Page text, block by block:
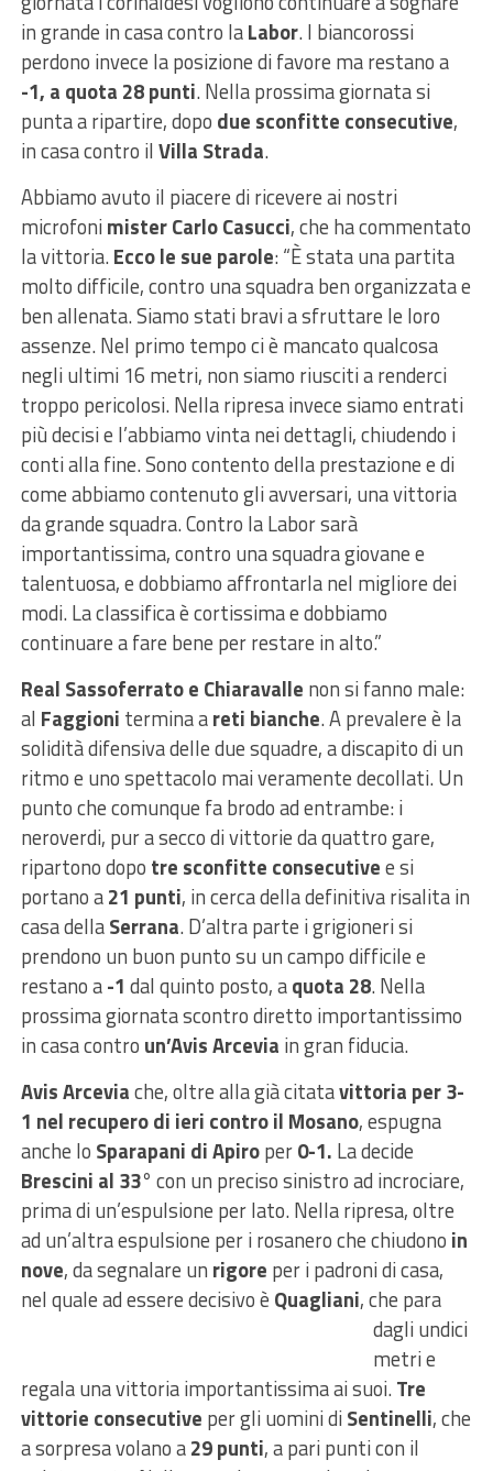
in grande in casa contro laLabor. I biancorossi
perdono invece la posizione di favore ma restano a
-1, a quota 28 punti. Nella prossima giornata si
punta a ripartire, dopo due sconfitte consecutive,
in casa contro ilVilla Strada.
Abbiamo avuto il piacere di ricevere ai nostri
microfonimister Carlo Casucci, che ha commentato
la vittoria.Ecco le sue parole: “È stata una partita
molto difficile, contro una squadra ben organizzata e
ben allenata. Siamo stati bravi a sfruttare le loro
assenze. Nel primo tempo ci è mancato qualcosa
negli ultimi 16 metri, non siamo riusciti a renderci
troppo pericolosi. Nella ripresa invece siamo entrati
più decisi e l’abbiamo vinta nei dettagli, chiudendo i
conti alla fine. Sono contento della prestazione e di
come abbiamo contenuto gli avversari, una vittoria
da grande squadra. Contro la Labor sarà
importantissima, contro una squadra giovane e
talentuosa, e dobbiamo affrontarla nel migliore dei
modi. La classifica è cortissima e dobbiamo
continuare a fare bene per restare in alto.”
Real Sassoferrato e Chiaravalle non si fanno male:
al Faggioni termina areti bianche. A prevalere è la
solidità difensiva delle due squadre, a discapito di un
ritmo e uno spettacolo mai veramente decollati. Un
punto che comunque fa brodo ad entrambe: i
neroverdi, pur a secco di vittorie da quattro gare,
ripartono dopo tre sconfitte consecutivee si
portano a21 punti, in cerca della definitiva risalita in
casa dellaSerrana. D’altra parte i grigioneri si
prendono un buon punto su un campo difficile e
restano a-1 dal quinto posto, aquota 28. Nella
prossima giornata scontro diretto importantissimo
in casa contro un’Avis Arcevia in gran fiducia.
Avis Arceviache, oltre alla già citatavittoria per 3-
1 nel recupero di ieri contro il Mosano, espugna
anche lo Sparapani di Apiroper0-1. La decide
Brescini al 33° con un preciso sinistro ad incrociare,
prima di un’espulsione per lato. Nella ripresa, oltre
ad un’altra espulsione per i rosanero che chiudono in
nove, da segnalare un rigore per i padroni di casa,
nel quale ad essere decisivo è Quagliani, che para
dagli undici
metri e
regala una vittoria importantissima ai suoi.Tre
vittorie consecutive per gli uomini diSentinelli, che
a sorpresa volano a29 punti, a pari punti con il